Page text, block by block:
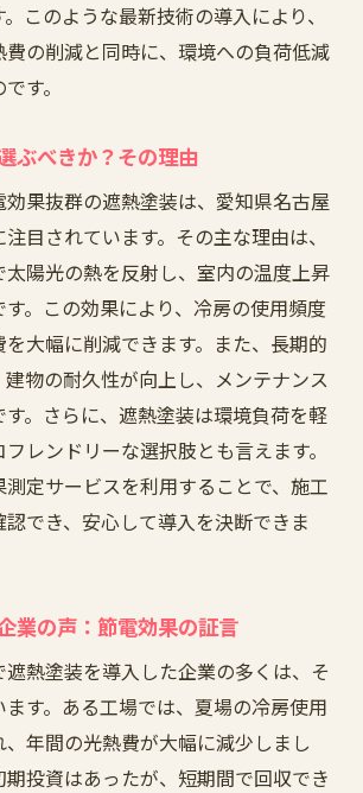
このような最新技術の導入により、
の削減と同時に、環境への負荷低減
す。
ぶべきか？その理由
果抜群の遮熱塗装は、愛知県名古屋
目されています。その主な理由は、
陽光の熱を反射し、室内の温度上昇
。この効果により、冷房の使用頻度
大幅に削減できます。また、長期的
物の耐久性が向上し、メンテナンス
。さらに、遮熱塗装は環境負荷を軽
レンドリーな選択肢とも言えます。
定サービスを利用することで、施工
でき、安心して導入を決断できま
業の声：節電効果の証言
熱塗装を導入した企業の多くは、そ
す。ある工場では、夏場の冷房使用
年間の光熱費が大幅に減少しまし
投資はあったが、短期間で回収でき